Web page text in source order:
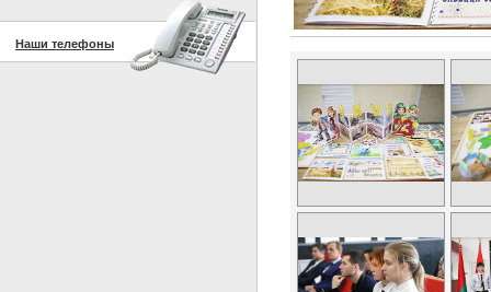
Наши телефоны